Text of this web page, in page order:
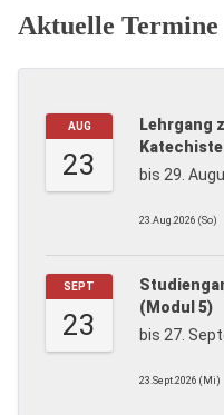
Aktuelle Termine
AUG
23
Lehrgang
bis 29.
23.Aug.2026 (So)
SEPT
23
(Modul 5)
bis 27.
23.Sept.2026 (Mi)